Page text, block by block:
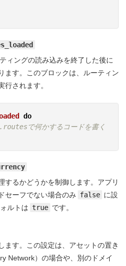
ィングの読み込みを終了した後に
ます。このブロックは、ルーティン
行されます。
do
で何かするコードを書く
するかどうかを制御します。アプリ
セーフでない場合のみ false に設
ルトは true です。
ます。この設定は、アセットの置き
Network）の場合や、別のドメイ